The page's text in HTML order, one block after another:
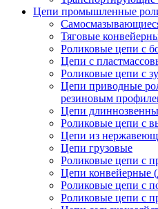
Цепи промышленные
Тяговые
Роликовые цепи с
Цепи с
Роликовые цепи с
Цепи приводные
резиновым
Цепи
Роликовые цепи с
Цепи из
Цепи грузовые
Роликовые цепи с
Цепи конвейерные
Роликовые цепи с
Роликовые цепи с